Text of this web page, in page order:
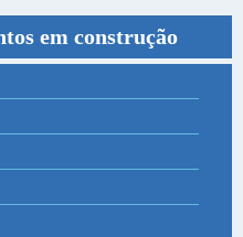
em construção